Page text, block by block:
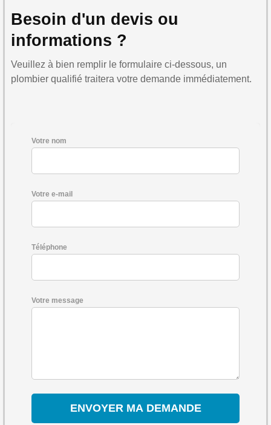
Besoin d'un devis ou
informations ?
Veuillez à bien remplir le formulaire ci-dessous, un
plombier qualifié traitera votre demande immédiatement.
Votre nom
Votre e-mail
Téléphone
Votre message